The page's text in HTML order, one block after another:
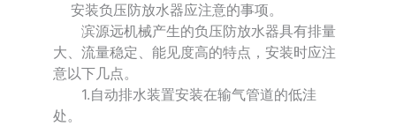
安装负压防放水器应注意的事项。
滨源远机械产生的负压防放水器具有排量
大、流量稳定、能见度高的特点，安装时应注
意以下几点。
1.自动排水装置安装在输气管道的低洼
处。